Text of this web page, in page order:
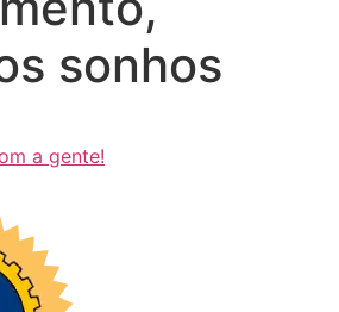
sonhos
a gente!